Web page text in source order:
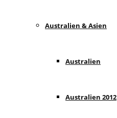
Australien & Asien
Australien
Australien 2012